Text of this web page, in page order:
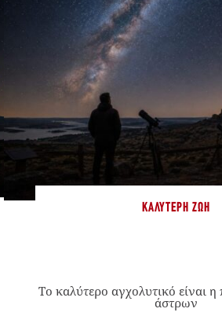
ΚΑΛΎΤΕΡΗ ΖΩΉ
Το καλύτερο αγχολυτικό είναι
άστρων